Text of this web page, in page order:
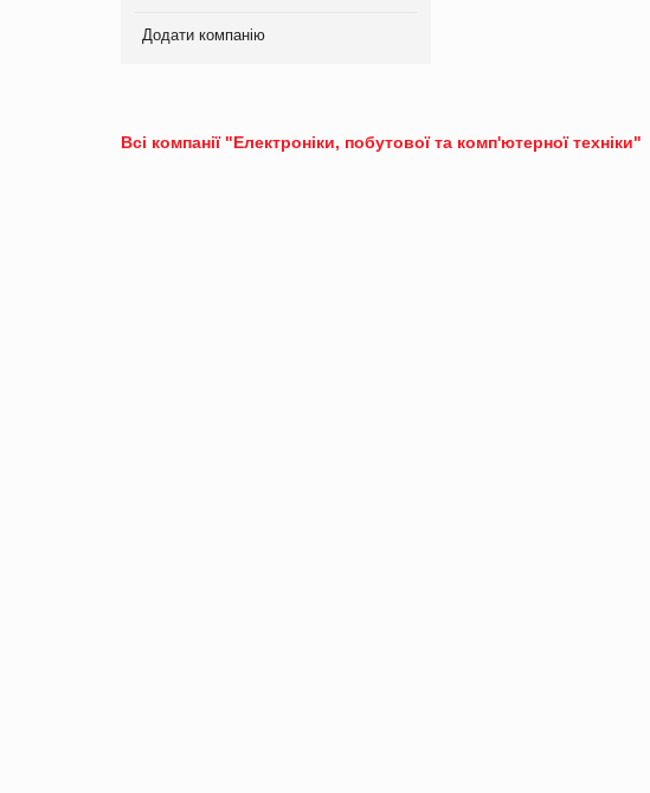
Додати компанію
Всі компанії "Електроніки, побутової та комп'ютерної техніки"